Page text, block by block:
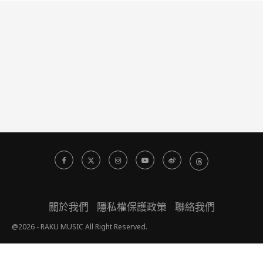
關於我們 隱私權保護政策 聯絡我們
@2026 - RAKU MUSIC All Right Reserved.